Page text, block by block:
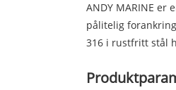
ANDY MARINE
pålitelig
316 i rustfritt stål